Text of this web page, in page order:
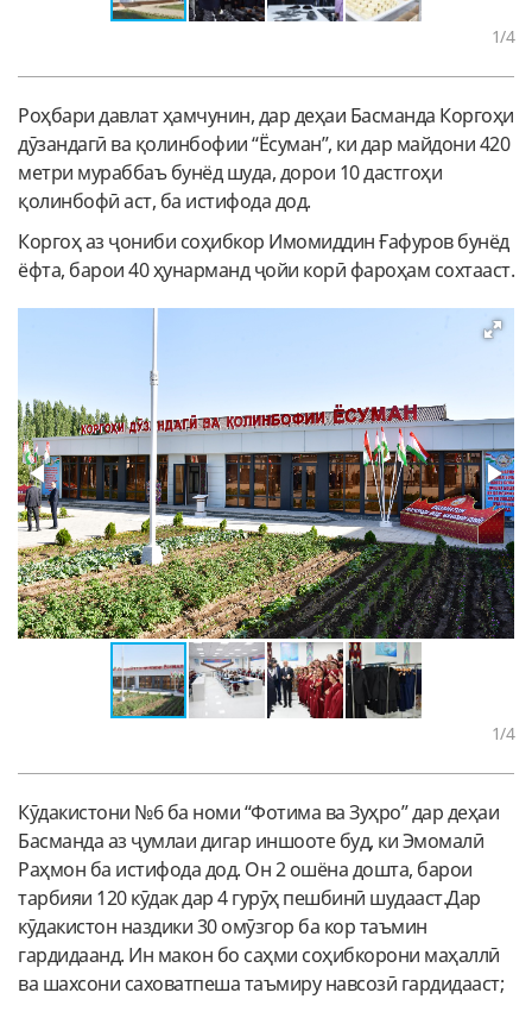
1/4
Роҳбари давлат ҳамчунин, дар деҳаи Басманда Коргоҳи
дӯзандагӣ ва қолинбофии “Ёсуман”, ки дар майдони 420
метри мураббаъ бунёд шуда, дорои 10 дастгоҳи
қолинбофӣ аст, ба истифода дод.
Коргоҳ аз ҷониби соҳибкор Имомиддин Ғафуров бунёд
ёфта, барои 40 ҳунарманд ҷойи корӣ фароҳам сохтааст.
1/4
Кӯдакистони №6 ба номи “Фотима ва Зуҳро” дар деҳаи
Басманда аз ҷумлаи дигар иншооте буд, ки Эмомалӣ
Раҳмон ба истифода дод. Он 2 ошёна дошта, барои
тарбияи 120 кӯдак дар 4 гурӯҳ пешбинӣ шудааст.Дар
кӯдакистон наздики 30 омӯзгор ба кор таъмин
гардидаанд. Ин макон бо саҳми соҳибкорони маҳаллӣ
ва шахсони саховатпеша таъмиру навсозӣ гардидааст;